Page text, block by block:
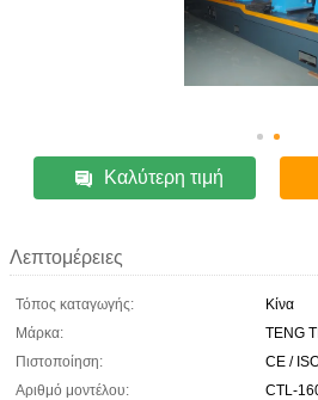
Καλύτερη τιμή
Λεπτομέρειες
Τόπος καταγωγής:
Κίνα
Μάρκα:
TENG
Πιστοποίηση:
CE /
Αριθμό μοντέλου:
CTL-